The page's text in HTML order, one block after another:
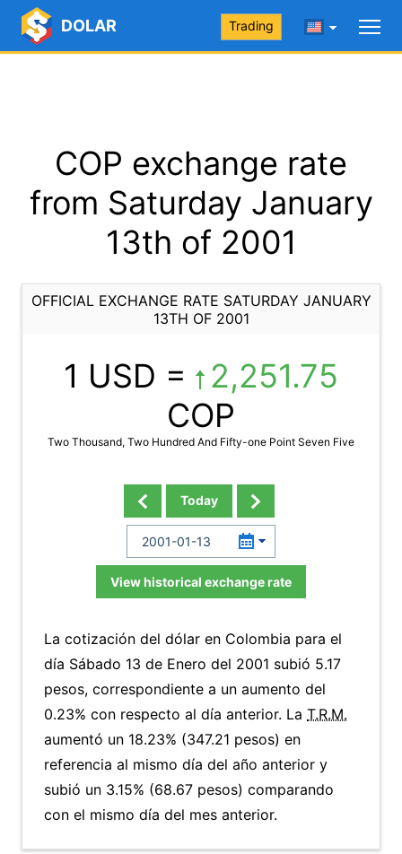
DOLAR Trading
COP exchange rate
from Saturday January
13th of 2001
OFFICIAL EXCHANGE RATE SATURDAY JANUARY
13TH OF 2001
1 USD =
2,251.75
COP
Two Thousand, Two Hundred And Fifty-one Point Seven Five
Today
View historical exchange rate
La cotización del dólar en Colombia para el
día Sábado 13 de Enero del 2001 subió 5.17
pesos, correspondiente a un aumento del
0.23% con respecto al día anterior. La T.R.M.
aumentó un 18.23% (347.21 pesos) en
referencia al mismo día del año anterior y
subió un 3.15% (68.67 pesos) comparando
con el mismo día del mes anterior.